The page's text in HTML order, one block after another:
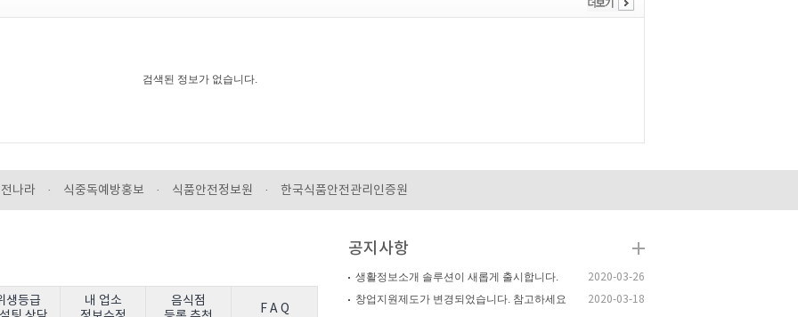
검색된 정보가 없습니다.
나라 · 식중독예방홍보 · 식품안전정보원 · 한국식품안전관리인증원
생등급
내 업소
음식점
F A Q
공지사항
생활정보소개 솔루션이 새롭게 출시합니다. 2020-03-26
창업지원제도가 변경되었습니다. 참고하세요 2020-03-18